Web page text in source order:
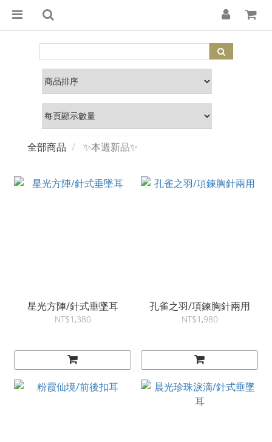
全部商品 ✨本週新品✨
星光方陣/針式垂墜耳
NT$1,380
孔雀之羽/項鍊胸針兩用
NT$1,980